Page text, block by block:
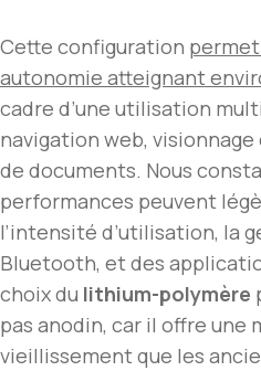
Cette configuration
autonomie atteignant
cadre d’une utilisation
navigation web,
de documents. Nous
performances peuvent
l’intensité d’utilisation, la
Bluetooth, et des
choix du lithium-polymère
pas anodin, car il offre une
vieillissement que les